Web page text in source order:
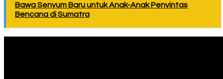
Bawa Senyum Baru untuk Anak-Anak Penyintas
Bencana di Sumatra